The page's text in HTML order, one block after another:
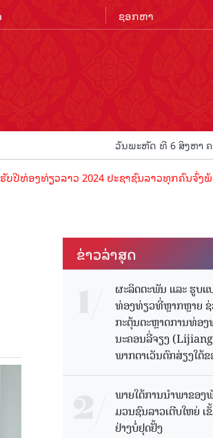
ວັນພະຫັດ ທີ 6 ສິງຫາ ຄ
ຽວລາວ 2024 ປະຊາຊົນລາວທຸກຄົນຈົ່ງພ້ອມເປັ
ຂ່າວ​ລ່າ​ສຸດ
ຜະລິດຕະພັນ ແລະ ຮູບແ
ທ່ອງທ່ຽວທີ່ຫຼາກຫຼາຍ
ກະຕຸ້ນຕະຫຼາດການທ່ອງ
ນະຄອນລີ່ຈຽງ
ພາກຕາເວັນຕົກສ່ຽງໃຕ້
ພາຍໃຕ້ການນໍາພາຂອງ
ມວນຊົນລາວເຕີບໃຫຍ່ ເ
ຢ່າງບໍ່ຢຸດຢັ້ງ